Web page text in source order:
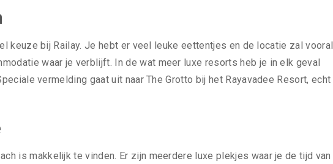
keuze bij Railay. Je hebt er veel leuke eettentjes en de locatie zal vooral
waar je verblijft. In de wat meer luxe resorts heb je in elk geval
vermelding gaat uit naar The Grotto bij het Rayavadee Resort, echt
is makkelijk te vinden. Er zijn meerdere luxe plekjes waar je de tijd van